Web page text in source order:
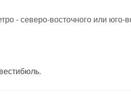
- северо-восточного или юго-